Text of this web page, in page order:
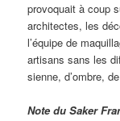
provoquait à coup
architectes, les
l’équipe de
artisans sans les
sienne, d’ombre,
Note du Saker